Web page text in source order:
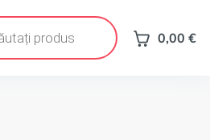
0,00 €